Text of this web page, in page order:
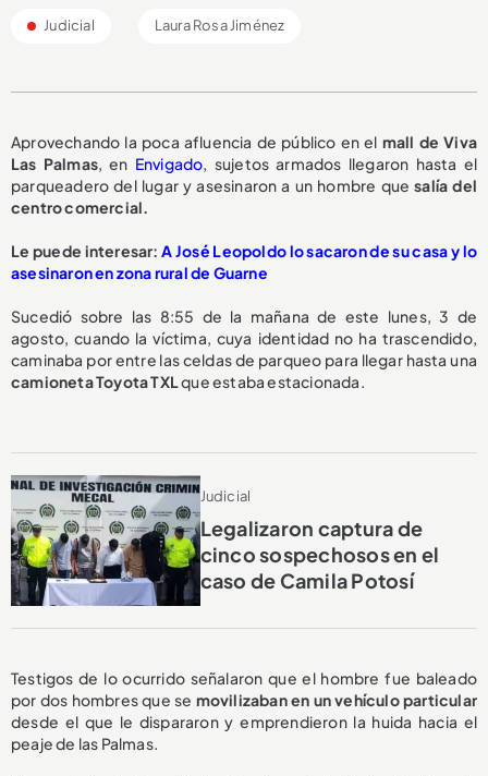
Judicial Laura Rosa Jiménez
Aprovechando la poca afluencia de público en el mall de Viva
Las Palmas, en Envigado, sujetos armados llegaron hasta el
parqueadero del lugar y asesinaron a un hombre que salía del
centro comercial.
Le puede interesar:A José Leopoldo lo sacaron de su casa y lo
asesinaron en zona rural de Guarne
Sucedió sobre las 8:55 de la mañana de este lunes, 3 de
agosto, cuando la víctima, cuya identidad no ha trascendido,
caminaba por entre las celdas de parqueo para llegar hasta una
camioneta Toyota TXLque estaba estacionada.
Judicial
Legalizaron captura de
cinco sospechosos en el
caso de Camila Potosí
Testigos de lo ocurrido señalaron que el hombre fue baleado
por dos hombres que se movilizaban en un vehículo particular
desde el que le dispararon y emprendieron la huida hacia el
peaje de las Palmas.